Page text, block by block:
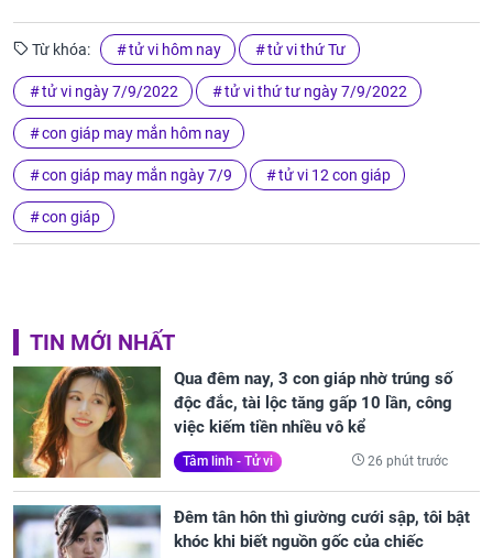
Từ khóa: tử vi hôm nay tử vi thứ Tư
tử vi ngày 7/9/2022 tử vi thứ tư ngày 7/9/2022
con giáp may mắn hôm nay
con giáp may mắn ngày 7/9 tử vi 12 con giáp
con giáp
TIN MỚI NHẤT
Qua đêm nay, 3 con giáp nhờ trúng số
độc đắc, tài lộc tăng gấp 10 lần, công
việc kiếm tiền nhiều vô kể
Tâm linh - Tử vi 26 phút trước
Đêm tân hôn thì giường cưới sập, tôi bật
khóc khi biết nguồn gốc của chiếc